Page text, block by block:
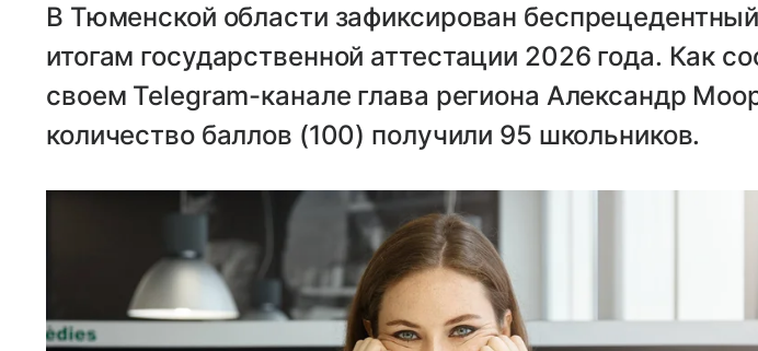
В Тюменской области зафиксирован
итогам государственной аттестации 2026 года. Как
своем Telegram-канале глава региона Александр
количество баллов (100) получили 95 школьников.